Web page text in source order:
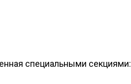
специальными секциями: